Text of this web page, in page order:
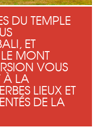
DU TEMPLE
ET
MONT
VOUS
À LA
LIEUX ET
DE LA